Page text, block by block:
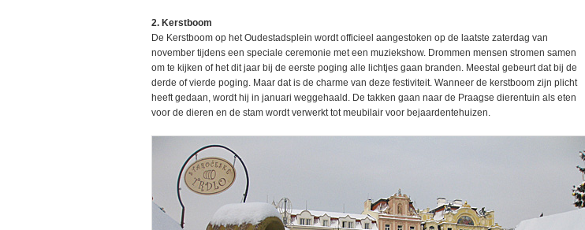
2. Kerstboom
De Kerstboom op het Oudestadsplein wordt officieel aangestoken op de laatste zaterdag van
november tijdens een speciale ceremonie met een muziekshow. Drommen mensen stromen samen
om te kijken of het dit jaar bij de eerste poging alle lichtjes gaan branden. Meestal gebeurt dat bij de
derde of vierde poging. Maar dat is de charme van deze festiviteit. Wanneer de kerstboom zijn plicht
heeft gedaan, wordt hij in januari weggehaald. De takken gaan naar de Praagse dierentuin als eten
voor de dieren en de stam wordt verwerkt tot meubilair voor bejaardentehuizen.